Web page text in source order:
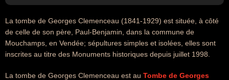
La tombe de Georges Clemenceau (1841-1929) est située, à côté
de celle de son père, Paul-Benjamin, dans la commune de
Mouchamps, en Vendée; sépultures simples et isolées, elles sont
inscrites au titre des Monuments historiques depuis juillet 1998.
La tombe de Georges Clemenceau est au Tombe de Georges